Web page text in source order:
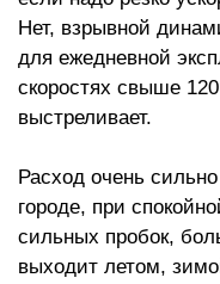
Нет, взрывной
для ежедневной
скоростях свыше
выстреливает.
Расход очень
городе, при
сильных пробок,
выходит летом,